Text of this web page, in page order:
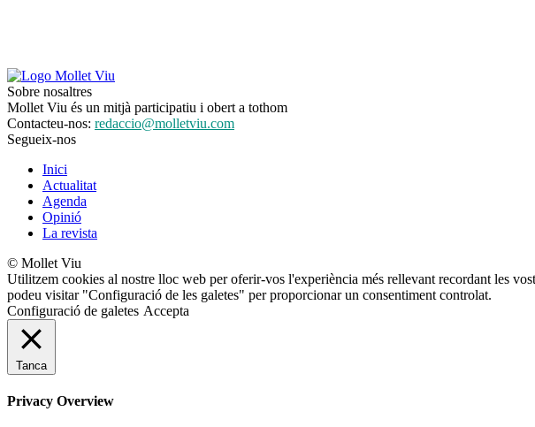
Sobre nosaltres
Mollet Viu és un mitjà participatiu i obert a tothom
Contacteu-nos: redaccio@molletviu.com
Segueix-nos
Inici
Actualitat
Agenda
Opinió
La revista
© Mollet Viu
Utilitzem cookies al nostre lloc web per oferir-vos l'experiència més rellevant recordant les
podeu visitar "Configuració de les galetes" per proporcionar un consentiment controlat.
Configuració de galetes Accepta
Tanca
Privacy Overview